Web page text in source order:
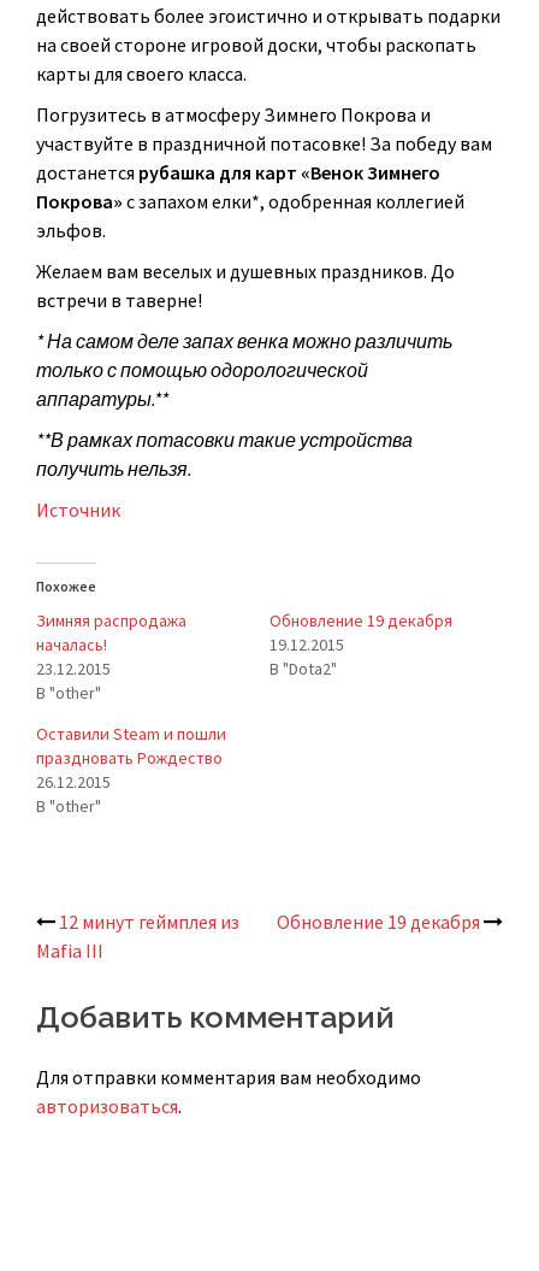
действовать более эгоистично и открывать подарки
на своей стороне игровой доски, чтобы раскопать
карты для своего класса.
Погрузитесь в атмосферу Зимнего Покрова и
участвуйте в праздничной потасовке! За победу вам
достанется рубашка для карт «Венок Зимнего
Покрова» с запахом елки*, одобренная коллегией
эльфов.
Желаем вам веселых и душевных праздников. До
встречи в таверне!
* На самом деле запах венка можно различить
только с помощью одорологической
аппаратуры.**
**В рамках потасовки такие устройства
получить нельзя.
Источник
Похожее
Зимняя распродажа
началась!
23.12.2015
В "other"
Обновление 19 декабря
19.12.2015
В "Dota2"
Оставили Steam и пошли
праздновать Рождество
26.12.2015
В "other"
Навигация
по
записям
12 минут геймплея из
Mafia III
Обновление 19 декабря
Добавить комментарий
Для отправки комментария вам необходимо
авторизоваться.